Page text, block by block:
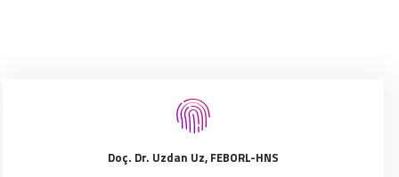
Doç. Dr. Uzdan Uz, FEBORL-HNS